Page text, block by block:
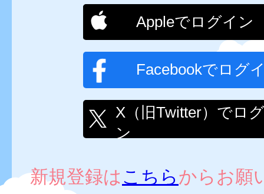
Appleでログイン
Facebookでログ
X（旧Twitter）でロ
ン
新規登録はこちらからお願